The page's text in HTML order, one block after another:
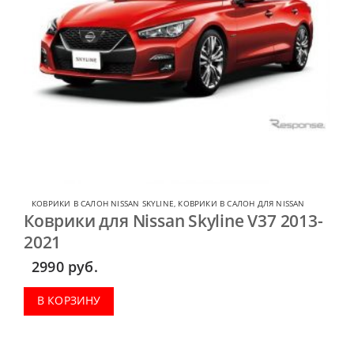
КОВРИКИ В САЛОН NISSAN SKYLINE, КОВРИКИ В САЛОН ДЛЯ NISSAN
Коврики для Nissan Skyline V37 2013-
2021
2990 руб.
В КОРЗИНУ